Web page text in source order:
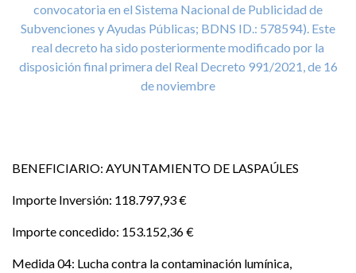
convocatoria en el Sistema Nacional de Publicidad de
Subvenciones y Ayudas Públicas; BDNS ID.: 578594). Este
real decreto ha sido posteriormente modificado por la
disposición final primera del Real Decreto 991/2021, de 16
de noviembre
BENEFICIARIO: AYUNTAMIENTO DE LASPAÚLES
Importe Inversión: 118.797,93 €
Importe concedido: 153.152,36 €
Medida 04: Lucha contra la contaminación lumínica,